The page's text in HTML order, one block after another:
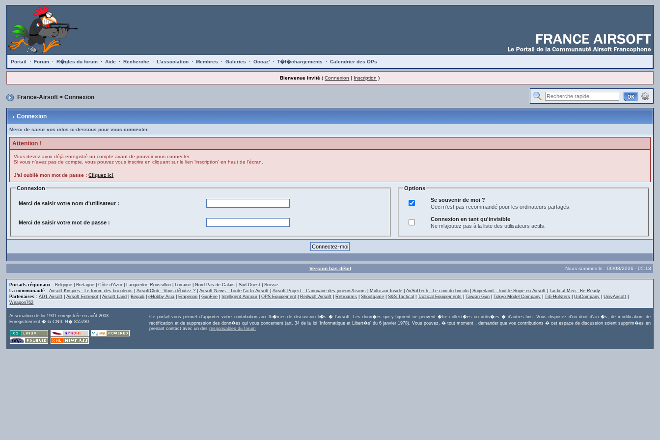
Portail · Forum · R�gles du forum · Aide · Recherche · L'association · Membres · Galeries · Occaz' · T�l�chargements · Calendrier des OPs
Bienvenue invité (Connexion | Inscription )
France-Airsoft > Connexion
Connexion
Merci de saisir vos infos ci-dessous pour vous connecter.
Attention !
Vous devez avoir déjà enregistré un compte avant de pouvoir vous connecter.
Si vous n'avez pas de compte, vous pouvez vous inscrire en cliquant sur le lien 'inscription' en haut de l'écran.
J'ai oublié mon mot de passe :Cliquez ici
Connexion
Merci de saisir votre nom d'utilisateur :
Merci de saisir votre mot de passe :
Options
Se souvenir de moi ?
Ceci n'est pas recommandé pour les ordinateurs partagés.
Connexion en tant qu'invisible
Ne m'ajoutez pas à la liste des utilisateurs actifs.
Version bas débit Nous sommes le : 06/08/2026 - 05:13
Portails régionaux : Belgique Bretagne |Côte d'Azur Languedoc Roussillon Lorraine Nord Pas-de-Calais |Sud Ouest |Suisse
La communauté : Airsoft Krispies - Le forum des bricoleurs |AirsoftClub - Vous débutez ? |Airsoft News - Toute l'actu Airsoft |Airsoft Project - L'annuaire des joueurs/teams Multicam-Inside |AirSofTech - Le coin du bricolo |Sniperland - Tout le Snipe en Airsoft |Tactical Men - Be Ready
Partenaires : AD1 Airsoft |Airsoft Entrepot |Airsoft Land Begadi |eHobby Asia Emperion |GunFire Intelligent Armour |OPS Equipement Redwolf Airsoft Retroarms |Shootgame |S&S Tactical |Tactical Equipements |Taiwan Gun |Tokyo Model Company |Trb-Holsters |UnCompany |UnivAirsoft
Weapon762
Association de loi 1901 enregistrée en août 2003
Enregistrement � la CNIL N� 855230
Ce portail vous permet d'apporter votre contribution aux th�mes de discussion li�s � l'airsoft. Les donn�es qui y figurent ne peuvent �tre collect�es ou utilis�es � d'autres fins. Vous disposez d'un droit d'acc�s, de modification, de
rectification et de suppression des donn�es qui vous concernent (art. 34 de la loi 'Informatique et Libert�s' du 6 janvier 1978). Vous pouvez, � tout moment , demander que vos contributions � cet espace de discussion soient supprim�es en
prenant contact avec un desresponsables du forum